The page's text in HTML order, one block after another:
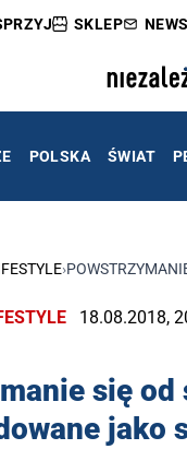
SKLEP
POLSKA ŚWIAT
›
18.08.2018,
się od
jako